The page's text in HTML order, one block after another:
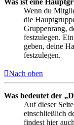
Wenn du
die
Gruppenrang,
festzulegen.
geben, deine
festzulegen.
Nach oben
Was bedeutet der
Auf dieser
einschließlich
findest hier